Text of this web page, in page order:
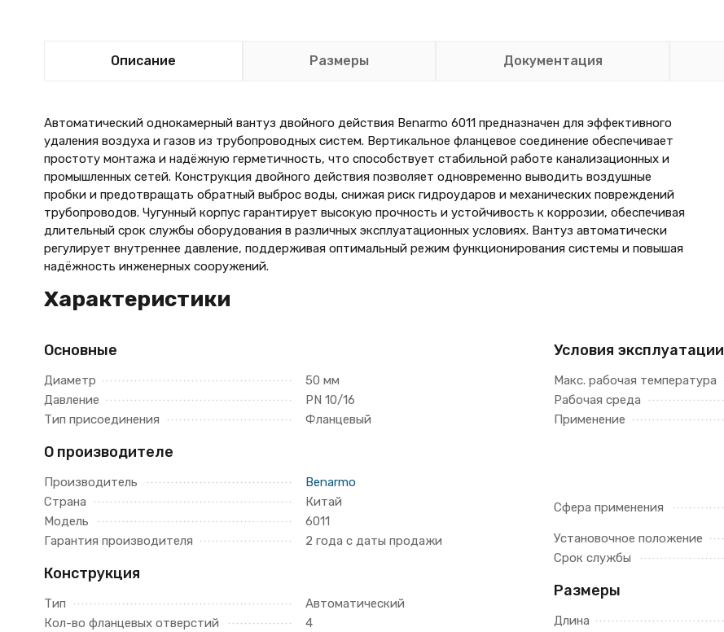
Описание Размеры Документация
Автоматический однокамерный вантуз двойного действия Benarmo 6011 предназначен для эффективного
удаления воздуха и газов из трубопроводных систем. Вертикальное фланцевое соединение обеспечивает
простоту монтажа и надёжную герметичность, что способствует стабильной работе канализационных и
промышленных сетей. Конструкция двойного действия позволяет одновременно выводить воздушные
пробки и предотвращать обратный выброс воды, снижая риск гидроударов и механических повреждений
трубопроводов. Чугунный корпус гарантирует высокую прочность и устойчивость к коррозии, обеспечивая
длительный срок службы оборудования в различных эксплуатационных условиях. Вантуз автоматически
регулирует внутреннее давление, поддерживая оптимальный режим функционирования системы и повышая
надёжность инженерных сооружений.
Характеристики
Основные
Диаметр
50 мм
Давление
PN 10/16
Тип присоединения
Фланцевый
О производителе
Производитель
Benarmo
Страна
Китай
Модель
6011
Гарантия производителя
2 года с даты продажи
Конструкция
Тип
Автоматический
Кол-во фланцевых отверстий
4
Условия эксплуатации
Макс. рабочая температура
Рабочая среда
Применение
Сфера применения
Установочное положение
Срок службы
Размеры
Длина